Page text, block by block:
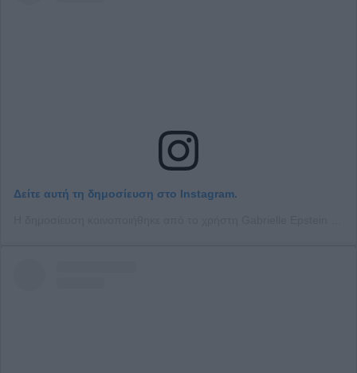
Δείτε αυτή τη δημοσίευση στο Instagram.